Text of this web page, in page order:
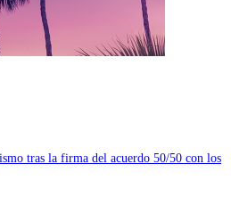
tras la firma del acuerdo 50/50 con los